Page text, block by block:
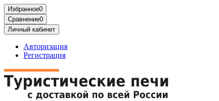
Избранное0
Сравнение0
Личный кабинет
Авторизация
Регистрация